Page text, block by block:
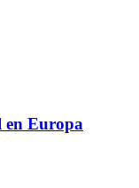
en Europa